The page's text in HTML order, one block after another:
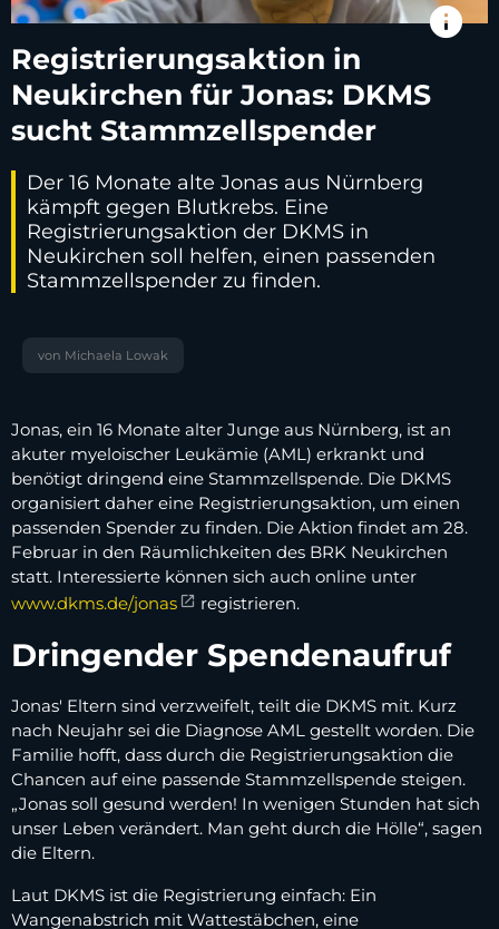
info
Registrierungsaktion in
Neukirchen für Jonas: DKMS
sucht Stammzellspender
Der 16 Monate alte Jonas aus Nürnberg
kämpft gegen Blutkrebs. Eine
Registrierungsaktion der DKMS in
Neukirchen soll helfen, einen passenden
Stammzellspender zu finden.
von Michaela Lowak
Jonas, ein 16 Monate alter Junge aus Nürnberg, ist an
akuter myeloischer Leukämie (AML) erkrankt und
benötigt dringend eine Stammzellspende. Die DKMS
organisiert daher eine Registrierungsaktion, um einen
passenden Spender zu finden. Die Aktion findet am 28.
Februar in den Räumlichkeiten des BRK Neukirchen
statt. Interessierte können sich auch online unter
www.dkms.de/jonas
registrieren.
Dringender Spendenaufruf
Jonas' Eltern sind verzweifelt, teilt die DKMS mit. Kurz
nach Neujahr sei die Diagnose AML gestellt worden. Die
Familie hofft, dass durch die Registrierungsaktion die
Chancen auf eine passende Stammzellspende steigen.
„Jonas soll gesund werden! In wenigen Stunden hat sich
unser Leben verändert. Man geht durch die Hölle“, sagen
die Eltern.
Laut DKMS ist die Registrierung einfach: Ein
Wangenabstrich mit Wattestäbchen, eine